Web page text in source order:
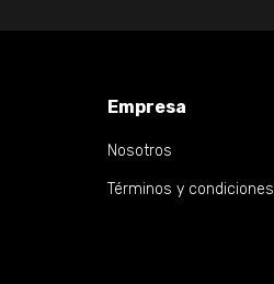
Empresa
Nosotros
Términos y condiciones